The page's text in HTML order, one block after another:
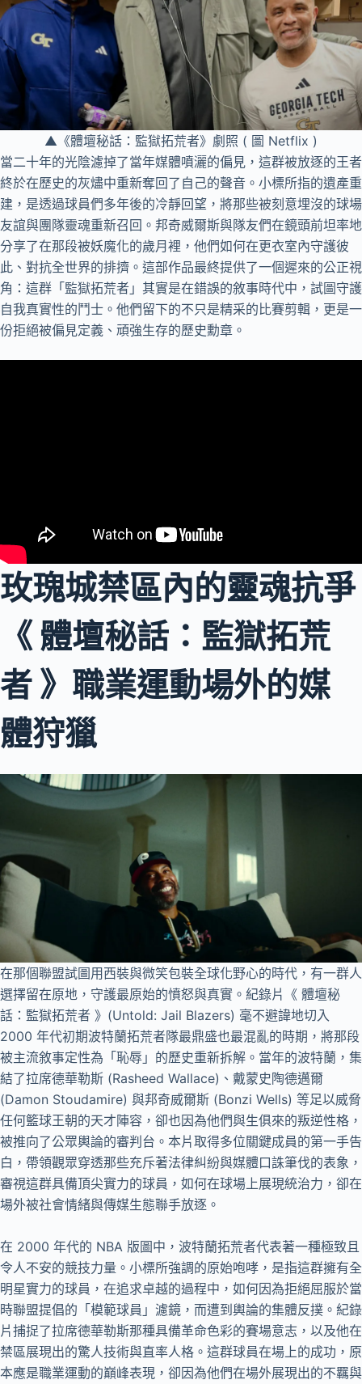
▲《體壇秘話：監獄拓荒者》劇照 ( 圖 Netflix )
當二十年的光陰濾掉了當年媒體噴灑的偏見，這群被放逐的王者
終於在歷史的灰燼中重新奪回了自己的聲音。小標所指的遺產重
建，是透過球員們多年後的冷靜回望，將那些被刻意埋沒的球場
友誼與團隊靈魂重新召回。邦奇威爾斯與隊友們在鏡頭前坦率地
分享了在那段被妖魔化的歲月裡，他們如何在更衣室內守護彼
此、對抗全世界的排擠。這部作品最終提供了一個遲來的公正視
角：這群「監獄拓荒者」其實是在錯誤的敘事時代中，試圖守護
自我真實性的鬥士。他們留下的不只是精采的比賽剪輯，更是一
份拒絕被偏見定義、頑強生存的歷史勳章。
玫瑰城禁區內的靈魂抗爭
《 體壇秘話：監獄拓荒
者 》職業運動場外的媒
體狩獵
在那個聯盟試圖用西裝與微笑包裝全球化野心的時代，有一群人
選擇留在原地，守護最原始的憤怒與真實。紀錄片《 體壇秘
話：監獄拓荒者 》(Untold: Jail Blazers) 毫不避諱地切入
2000 年代初期波特蘭拓荒者隊最鼎盛也最混亂的時期，將那段
被主流敘事定性為「恥辱」的歷史重新拆解。當年的波特蘭，集
結了拉席德華勒斯 (Rasheed Wallace)、戴蒙史陶德邁爾
(Damon Stoudamire) 與邦奇威爾斯 (Bonzi Wells) 等足以威脅
任何籃球王朝的天才陣容，卻也因為他們與生俱來的叛逆性格，
被推向了公眾輿論的審判台。本片取得多位關鍵成員的第一手告
白，帶領觀眾穿透那些充斥著法律糾紛與媒體口誅筆伐的表象，
審視這群具備頂尖實力的球員，如何在球場上展現統治力，卻在
場外被社會情緒與傳媒生態聯手放逐。
在 2000 年代的 NBA 版圖中，波特蘭拓荒者代表著一種極致且
令人不安的競技力量。小標所強調的原始咆哮，是指這群擁有全
明星實力的球員，在追求卓越的過程中，如何因為拒絕屈服於當
時聯盟提倡的「模範球員」濾鏡，而遭到輿論的集體反撲。紀錄
片捕捉了拉席德華勒斯那種具備革命色彩的賽場意志，以及他在
禁區展現出的驚人技術與直率人格。這群球員在場上的成功，原
本應是職業運動的巔峰表現，卻因為他們在場外展現出的不羈與